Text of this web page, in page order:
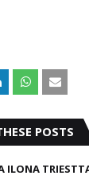
POSTS
ILONA